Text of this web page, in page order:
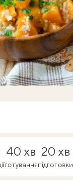
40 хв
готування
20 хв
підготовки